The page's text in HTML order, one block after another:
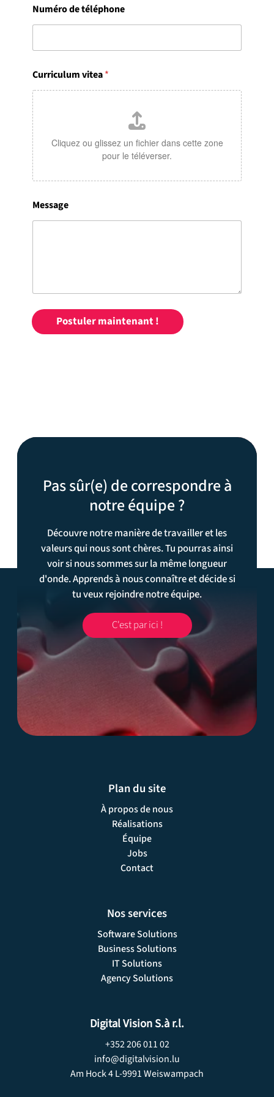
Numéro de téléphone
Curriculum vitea*
Cliquez ou glissez un fichier dans cette zone
pour le téléverser.
Message
Postuler maintenant !
a
Pas sûr(e) de correspondre à
notre équipe ?
Découvre notre manière de travailler et les
valeurs qui nous sont chères. Tu pourras ainsi
voir si nous sommes sur la même longueur
d'onde. Apprends à nous connaître et décide si
tu veux rejoindre notre équipe.
C'est par ici !
Plan du site
À propos de nous
Réalisations
Équipe
Jobs
Contact
Nos services
Software Solutions
Business Solutions
IT Solutions
Agency Solutions
Digital Vision S.à r.l.
+352 206 011 02
info@digitalvision.lu
Am Hock 4­ L-9991 Weiswampach